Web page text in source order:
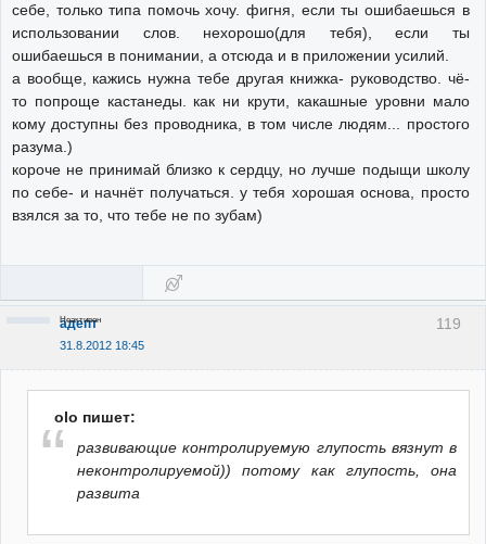
себе, только типа помочь хочу. фигня, если ты ошибаешься в
использовании слов. нехорошо(для тебя), если ты
ошибаешься в понимании, а отсюда и в приложении усилий.
а вообще, кажись нужна тебе другая книжка- руководство. чё-
то попроще кастанеды. как ни крути, какашные уровни мало
кому доступны без проводника, в том числе людям... простого
разума.)
короче не принимай близко к сердцу, но лучше подыщи школу
по себе- и начнёт получаться. у тебя хорошая основа, просто
взялся за то, что тебе не по зубам)
119
адепт
31.8.2012 18:45
Неактивен
olo пишет:
развивающие контролируемую глупость вязнут в
неконтролируемой)) потому как глупость, она
развита